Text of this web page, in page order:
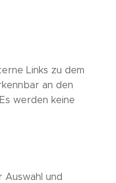
Links zu dem
an den
werden keine
und